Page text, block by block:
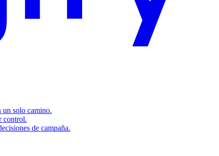
un solo camino.
control.
de campaña.